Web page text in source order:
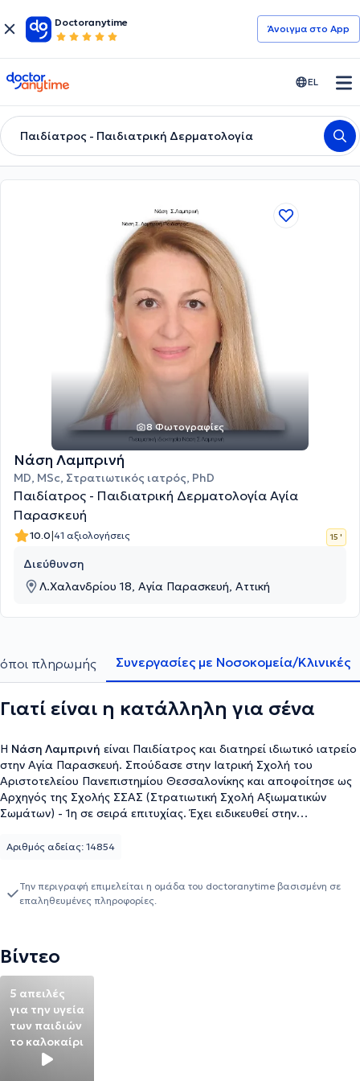
Doctoranytime
Άνοιγμα στο App
doctoranytime EL
Παιδίατρος - Παιδιατρική Δερματολογία
8 Φωτογραφίες
Νάση Λαμπρινή
MD, MSc, Στρατιωτικός ιατρός, PhD
Παιδίατρος - Παιδιατρική Δερματολογία Αγία
Παρασκευή
10.0|41 αξιολογήσεις 15 '
Διεύθυνση
Λ.Xαλανδρίου 18, Αγία Παρασκευή, Αττική
πληρωμής Συνεργασίες με Νοσοκομεία/Κλινικές
Γιατί είναι η κατάλληλη για σένα
Η Νάση Λαμπρινή είναι Παιδίατρος και διατηρεί ιδιωτικό ιατρείο
στην Αγία Παρασκευή. Σπούδασε στην Ιατρική Σχολή του
Αριστοτελείου Πανεπιστημίου Θεσσαλονίκης και αποφοίτησε ως
Αρχηγός της Σχολής ΣΣΑΣ (Στρατιωτική Σχολή Αξιωματικών
Σωμάτων) - 1η σε σειρά επιτυχίας. Έχει ειδικευθεί στην
Αθηνών στο Γενικό Νοσοκομείο Παίδων Αθηνών "Η Αγία Σοφία".
Παιδιατρικής Κλινικής του Πανεπιστημίου Αθηνών στο
Νοσοκομείο Παίδων "Η Αγία Σοφία". Είναι κάτοχος
Πανεπιστήμιο Αθηνών. Επιπροσθέτως, έχει παρακολουθήσει
μετεκπαιδευτικό πρόγραμμα στην Αντιμετώπιση Νηπίων, Παιδιών
και Εφήβων με Διαταραχή Ελλειμματικής Προσοχής -
Υπερκινητικότητας στο Νοσοκομείο Παίδων "Η Αγία Σοφία". Είναι
μέλος της Ευρωπαϊκής Κοινότητας Παιδιατρικής Δερματολογίας
(E.S.P.D). Έχει πραγματοποιήσει αριθμό ομιλιών και έχει
συμμετάσχει σε πληθώρα επιστημονικών συνεδριών στην Ελλάδα
και στο εξωτερικό. Επιπλέον απαριθμεί σημαντικό αριθμό
Αριθμός αδείας: 14854
Την περιγραφή επιμελείται η ομάδα του doctoranytime βασισμένη σε
επαληθευμένες πληροφορίες.
Βίντεο
5 απειλές
για την υγεία
των παιδιών
το καλοκαίρι